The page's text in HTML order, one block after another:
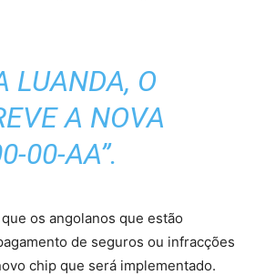
LUANDA, O
A NOVA
00-AA”.
os angolanos que estão
de seguros ou infracções
chip que será implementado.